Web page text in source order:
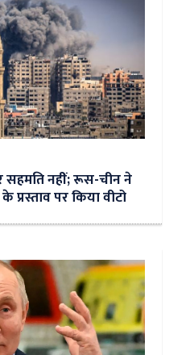
सहमति नहीं; रूस-चीन ने
पर किया वीटो